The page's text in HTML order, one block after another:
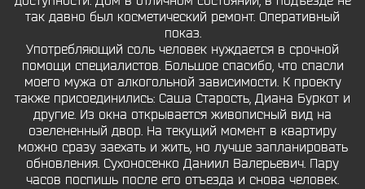
так давно был косметический ремонт. Оперативный
показ.
Употребляющий соль человек нуждается в срочной
помощи специалистов. Большое спасибо, что спасли
моего мужа от алкогольной зависимости. К проекту
также присоединились: Саша Старость, Диана Буркот и
другие. Из окна открывается живописный вид на
озелененный двор. На текущий момент в квартиру
можно сразу заехать и жить, но лучше запланировать
обновления. Сухоносенко Даниил Валерьевич. Пару
часов поспишь после его отъезда и снова человек.